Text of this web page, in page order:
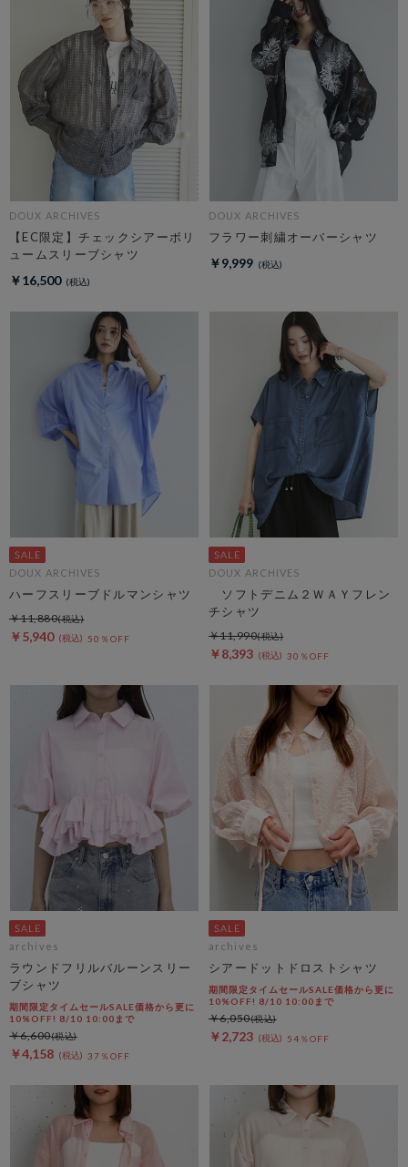
DOUX ARCHIVES
【EC限定】チェックシアーボリ
ュームスリーブシャツ
￥16,500
DOUX ARCHIVES
フラワー刺繍オーバーシャツ
￥9,999
DOUX ARCHIVES
ハーフスリーブドルマンシャツ
￥5,940 50％OFF
￥11,880
DOUX ARCHIVES
ソフトデニム２ＷＡＹフレン
チシャツ
￥8,393 30％OFF
￥11,990
archives
ラウンドフリルバルーンスリー
ブシャツ
期間限定タイムセールSALE価格から更に
10%OFF! 8/10 10:00まで
￥4,158 37％OFF
￥6,600
archives
シアードットドロストシャツ
期間限定タイムセールSALE価格から更に
10%OFF! 8/10 10:00まで
￥2,723 54％OFF
￥6,050